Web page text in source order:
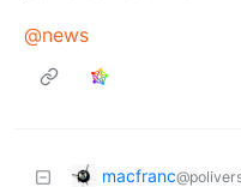
@news
macfranc